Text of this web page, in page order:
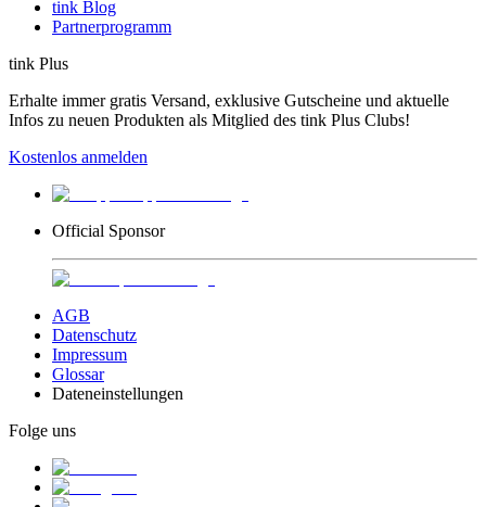
tink Blog
Partnerprogramm
tink Plus
Erhalte immer gratis Versand, exklusive Gutscheine und aktuelle
Infos zu neuen Produkten als Mitglied des tink Plus Clubs!
Kostenlos anmelden
Official Sponsor
AGB
Datenschutz
Impressum
Glossar
Dateneinstellungen
Folge uns